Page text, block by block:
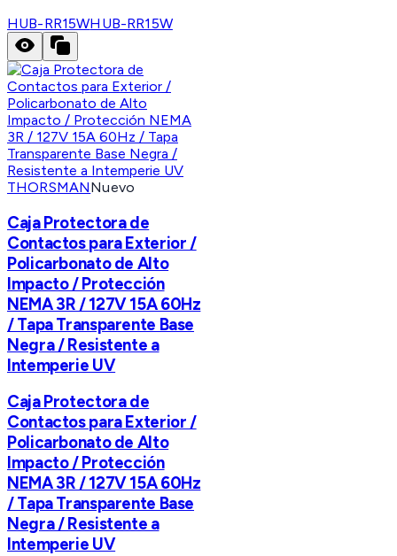
HUB-RR15WHUB-RR15W
THORSMANNuevo
Caja Protectora de
Contactos para Exterior /
Policarbonato de Alto
Impacto / Protección
NEMA 3R / 127V 15A 60Hz
/ Tapa Transparente Base
Negra / Resistente a
Intemperie UV
Caja Protectora de
Contactos para Exterior /
Policarbonato de Alto
Impacto / Protección
NEMA 3R / 127V 15A 60Hz
/ Tapa Transparente Base
Negra / Resistente a
Intemperie UV